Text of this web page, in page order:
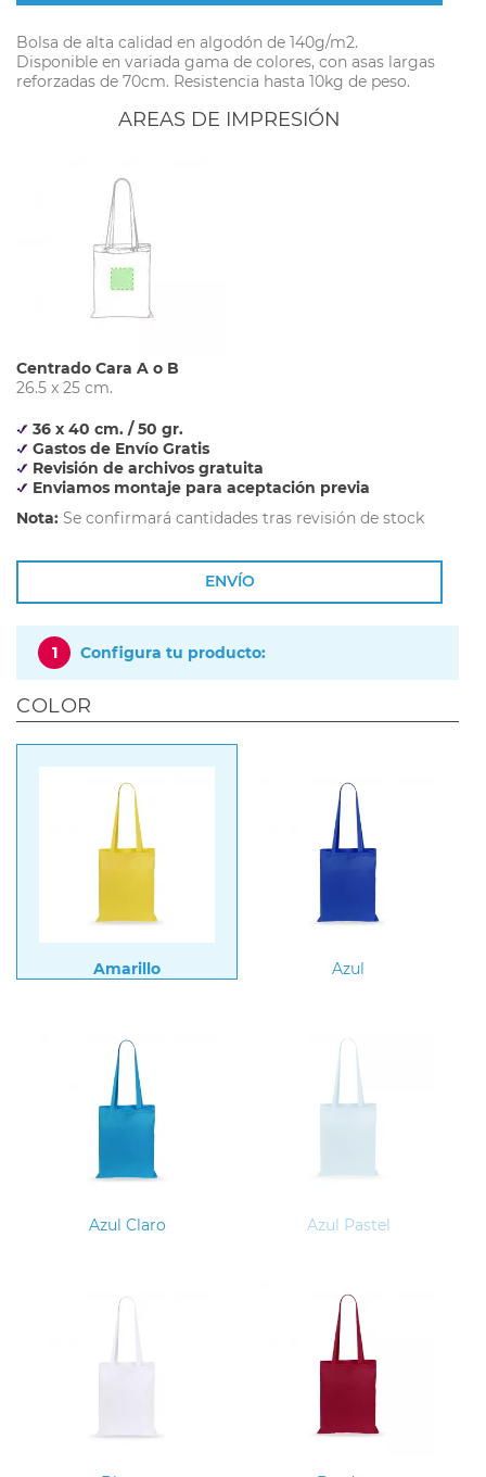
Bolsa de alta calidad en algodón de 140g/m2.
Disponible en variada gama de colores, con asas largas
reforzadas de 70cm. Resistencia hasta 10kg de peso.
AREAS DE IMPRESIÓN
Centrado Cara A o B
26.5 x 25 cm.
36 x 40 cm. / 50 gr.
Gastos de Envío Gratis
Revisión de archivos gratuita
Enviamos montaje para aceptación previa
Nota: Se confirmará cantidades tras revisión de stock
ENVÍO
1 Configura tu producto:
COLOR
Amarillo Azul
Azul Claro Azul Pastel